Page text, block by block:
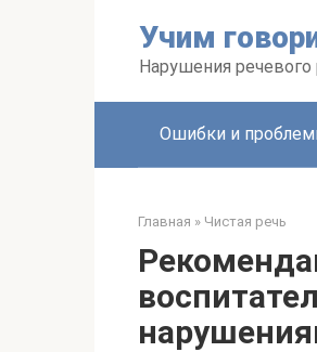
Учим
Нарушения речевого
Ошибки и
Главная » Чистая речь